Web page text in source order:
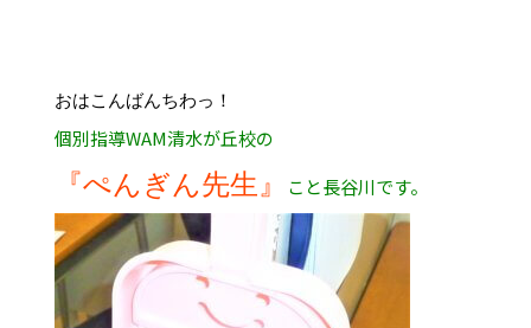
おはこんばんちわっ！
個別指導WAM清水が丘校の
『ぺんぎん先生』 こと長谷川です。